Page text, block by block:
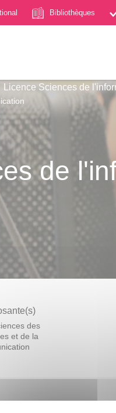
Bibliothèques
Licence Sciences de
de
des
et de la